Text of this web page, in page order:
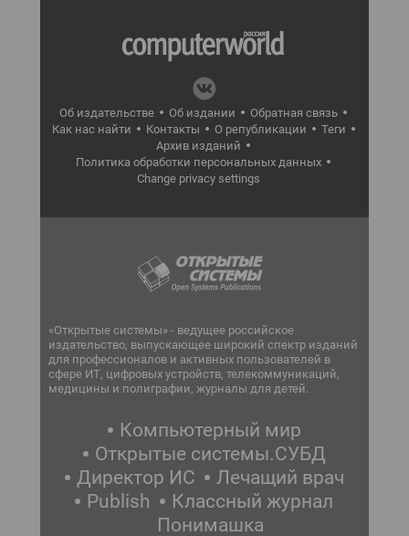
Об издательстве Об издании
Обратная связь
Как нас найти
Контакты О републикации
Теги
Архив изданий
Политика обработки персональных данных
Change privacy settings
«Открытые системы» - ведущее российское
издательство, выпускающее широкий спектр изданий
для профессионалов и активных пользователей в
сфере ИТ, цифровых устройств, телекоммуникаций,
медицины и полиграфии, журналы для детей.
Компьютерный мир
Открытые системы.СУБД
Директор ИС
Лечащий врач
Publish
Классный журнал
Понимашка